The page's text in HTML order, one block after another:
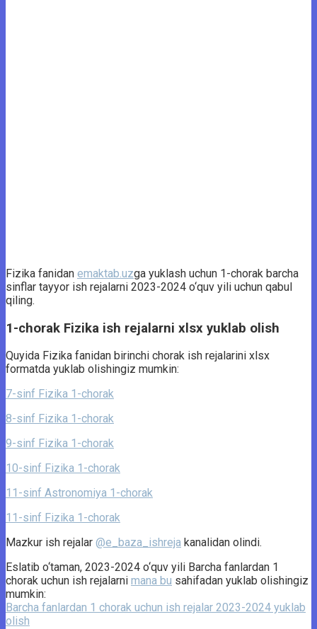
Fizika fanidan emaktab.uzga yuklash uchun 1-chorak barcha
sinflar tayyor ish rejalarni 2023-2024 o‘quv yili uchun qabul
qiling.
1-chorak Fizika ish rejalarni xlsx yuklab olish
Quyida Fizika fanidan birinchi chorak ish rejalarini xlsx
formatda yuklab olishingiz mumkin:
7-sinf Fizika 1-chorak
8-sinf Fizika 1-chorak
9-sinf Fizika 1-chorak
10-sinf Fizika 1-chorak
11-sinf Astronomiya 1-chorak
11-sinf Fizika 1-chorak
Mazkur ish rejalar @e_baza_ishreja kanalidan olindi.
Eslatib o‘taman, 2023-2024 o‘quv yili Barcha fanlardan 1
chorak uchun ish rejalarni mana bu sahifadan yuklab olishingiz
mumkin:
Barcha fanlardan 1 chorak uchun ish rejalar 2023-2024 yuklab
olish